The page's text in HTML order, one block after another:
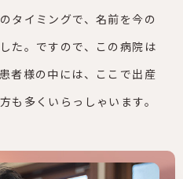
タイミングで、 名前を今の
た。ですので、この病院 は
者様の中には、ここで出産
も多くいらっしゃいます。